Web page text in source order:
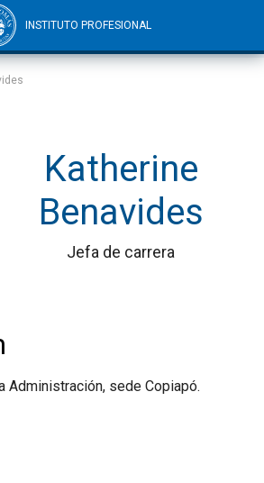
INSTITUTO PROFESIONAL
Katherine
Benavides
Jefa de carrera
Administración, sede Copiapó.